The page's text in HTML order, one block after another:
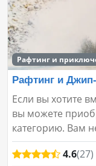
Рафтинг и
Рафтинг и
Если вы хотите
вы можете
категорию. Вам
4.6(27)